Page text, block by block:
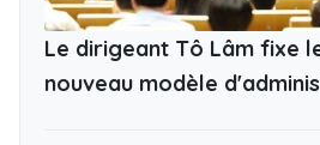
Le dirigeant Tô Lâm fixe
nouveau modèle